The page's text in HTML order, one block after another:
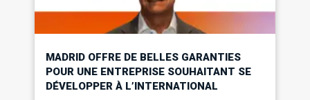
MADRID OFFRE DE BELLES GARANTIES
POUR UNE ENTREPRISE SOUHAITANT SE
DÉVELOPPER À L’INTERNATIONAL